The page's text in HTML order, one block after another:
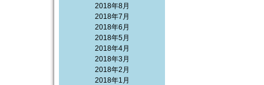
2018年8月
2018年7月
2018年6月
2018年5月
2018年4月
2018年3月
2018年2月
2018年1月